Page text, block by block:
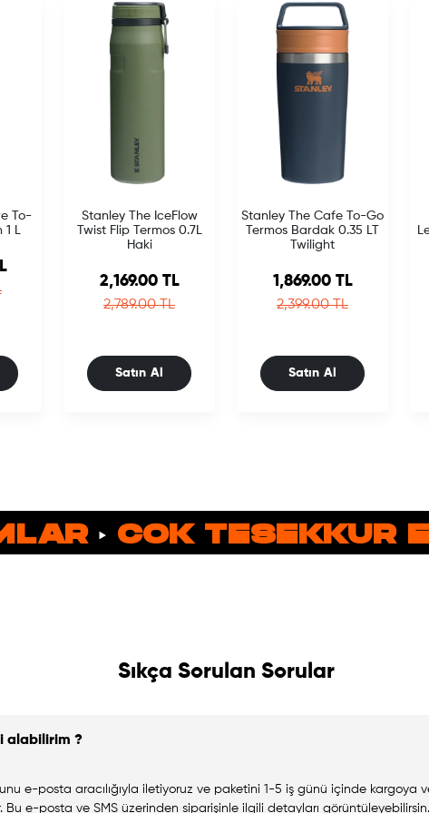
To-
1 L
Stanley The IceFlow
Twist Flip Termos 0.7L
Haki
Sale price
2,169.00 TL
Regular price
2,789.00 TL
Satın Al
Stanley The Cafe To-Go
Termos Bardak 0.35 LT
Twilight
Sale price
1,869.00 TL
Regular price
2,399.00 TL
Satın Al
COK TESEKKUR
Sıkça Sorulan Sorular
alabilirim ?
e-posta aracılığıyla iletiyoruz ve paketini 1-5 iş günü içinde kargoya
Bu e-posta ve SMS üzerinden siparişinle ilgili detayları görüntüleyebilirsin.